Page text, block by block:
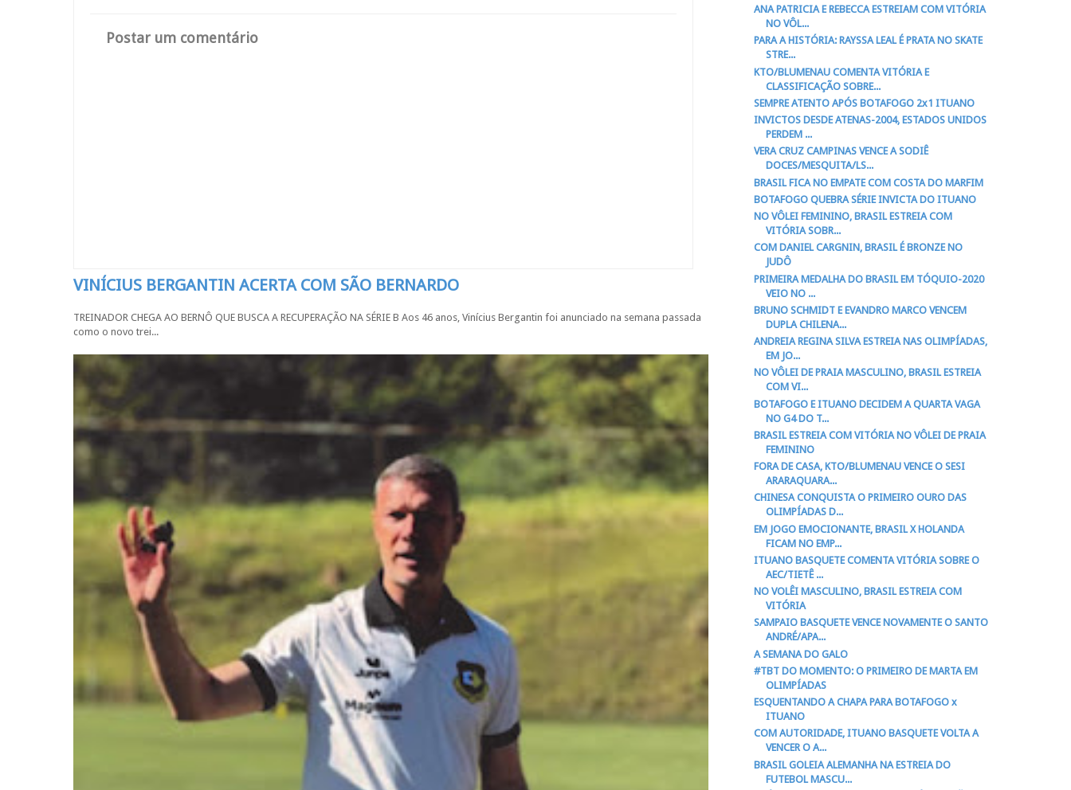
Postar um comentário
VINÍCIUS BERGANTIN ACERTA COM SÃO BERNARDO
TREINADOR CHEGA AO BERNÔ QUE BUSCA A RECUPERAÇÃO NA SÉRIE B Aos 46 anos, Vinícius Bergantin foi anunciado na semana passada
como o novo trei...
ANA PATRICIA E REBECCA ESTREIAM COM VITÓRIA
NO VÔL...
PARA A HISTÓRIA: RAYSSA LEAL É PRATA NO SKATE
STRE...
KTO/BLUMENAU COMENTA VITÓRIA E
CLASSIFICAÇÃO SOBRE...
SEMPRE ATENTO APÓS BOTAFOGO 2x1 ITUANO
INVICTOS DESDE ATENAS-2004, ESTADOS UNIDOS
PERDEM ...
VERA CRUZ CAMPINAS VENCE A SODIÊ
DOCES/MESQUITA/LS...
BRASIL FICA NO EMPATE COM COSTA DO MARFIM
BOTAFOGO QUEBRA SÉRIE INVICTA DO ITUANO
NO VÔLEI FEMININO, BRASIL ESTREIA COM
VITÓRIA SOBR...
COM DANIEL CARGNIN, BRASIL É BRONZE NO
JUDÔ
PRIMEIRA MEDALHA DO BRASIL EM TÓQUIO-2020
VEIO NO ...
BRUNO SCHMIDT E EVANDRO MARCO VENCEM
DUPLA CHILENA...
ANDREIA REGINA SILVA ESTREIA NAS OLIMPÍADAS,
EM JO...
NO VÔLEI DE PRAIA MASCULINO, BRASIL ESTREIA
COM VI...
BOTAFOGO E ITUANO DECIDEM A QUARTA VAGA
NO G4 DO T...
BRASIL ESTREIA COM VITÓRIA NO VÔLEI DE PRAIA
FEMININO
FORA DE CASA, KTO/BLUMENAU VENCE O SESI
ARARAQUARA...
CHINESA CONQUISTA O PRIMEIRO OURO DAS
OLIMPÍADAS D...
EM JOGO EMOCIONANTE, BRASIL X HOLANDA
FICAM NO EMP...
ITUANO BASQUETE COMENTA VITÓRIA SOBRE O
AEC/TIETÊ ...
NO VOLÊI MASCULINO, BRASIL ESTREIA COM
VITÓRIA
SAMPAIO BASQUETE VENCE NOVAMENTE O SANTO
ANDRÉ/APA...
A SEMANA DO GALO
#TBT DO MOMENTO: O PRIMEIRO DE MARTA EM
OLIMPÍADAS
ESQUENTANDO A CHAPA PARA BOTAFOGO x
ITUANO
COM AUTORIDADE, ITUANO BASQUETE VOLTA A
VENCER O A...
BRASIL GOLEIA ALEMANHA NA ESTREIA DO
FUTEBOL MASCU...